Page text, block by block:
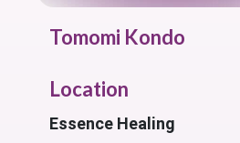
Tomomi Kondo
Location
Essence Healing